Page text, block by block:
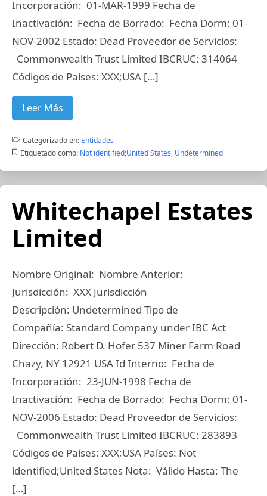
Incorporación: 01-MAR-1999 Fecha de
Inactivación: Fecha de Borrado: Fecha Dorm: 01-
NOV-2002 Estado: Dead Proveedor de Servicios:
Commonwealth Trust Limited IBCRUC: 314064
Códigos de Países: XXX;USA […]
Leer Más
Categorizado en: Entidades
Etiquetado como: Not identified;United States, Undetermined
Whitechapel Estates
Limited
Nombre Original: Nombre Anterior:
Jurisdicción: XXX Jurisdicción
Descripción: Undetermined Tipo de
Compañía: Standard Company under IBC Act
Dirección: Robert D. Hofer 537 Miner Farm Road
Chazy, NY 12921 USA Id Interno: Fecha de
Incorporación: 23-JUN-1998 Fecha de
Inactivación: Fecha de Borrado: Fecha Dorm: 01-
NOV-2006 Estado: Dead Proveedor de Servicios:
Commonwealth Trust Limited IBCRUC: 283893
Códigos de Países: XXX;USA Países: Not
identified;United States Nota: Válido Hasta: The
[…]